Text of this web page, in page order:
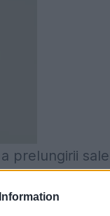
prelungirii sale
mass-media
acest pericol